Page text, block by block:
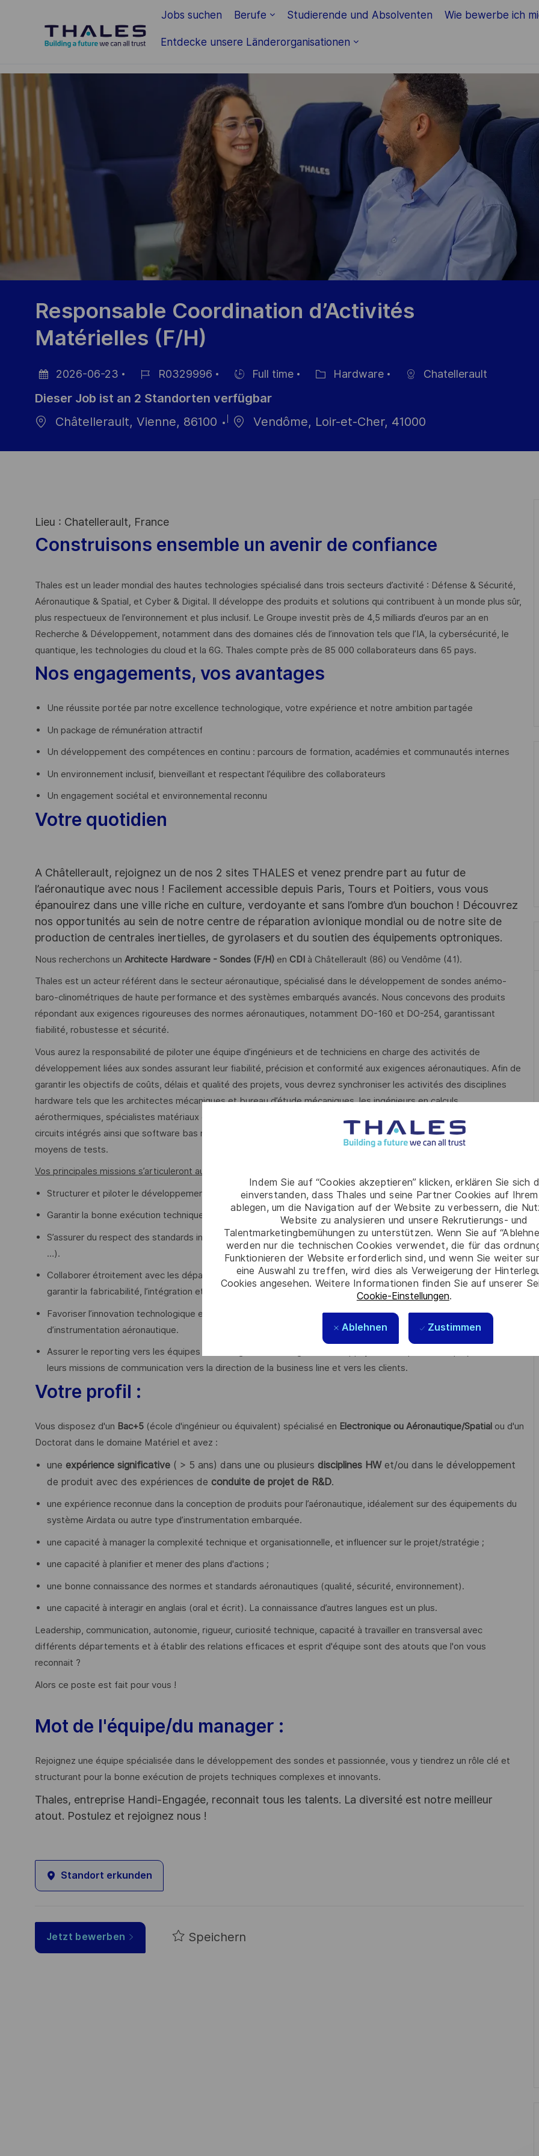
Jobs suchen Berufe Studierende und Absolventen Wie bewerbe ich
Entdecke unsere Länderorganisationen
-
Indem Sie auf “Cookies akzeptieren” klicken, erklären Sie sich
einverstanden, dass Thales und seine Partner Cookies auf
ablegen, um die Navigation auf der Website zu verbessern, die
Website zu analysieren und unsere Rekrutierungs- und
Talentmarketingbemühungen zu unterstützen. Wenn Sie auf
werden nur die technischen Cookies verwendet, die für das
Funktionieren der Website erforderlich sind, und wenn Sie weiter
eine Auswahl zu treffen, wird dies als Verweigerung der
Cookies angesehen. Weitere Informationen finden Sie auf unserer
Cookie-Einstellungen.
Ablehnen Zustimmen
Responsable Coordination d’Activités
Matérielles (F/H)
der
Veröffentlichung
2026-06-23
ID
R0329996
Full time
Hardware Chatellerault
Dieser Job ist an 2 Standorten verfügbar
Châtellerault, Vienne, 86100
Vendôme, Loir-et-Cher, 41000
Lieu : Chatellerault, France
Construisons ensemble un avenir de confiance
Thales est un leader mondial des hautes technologies spécialisé dans trois secteurs d’activité : Défense & Sécurité,
Aéronautique & Spatial, et Cyber & Digital. Il développe des produits et solutions qui contribuent à un monde plus sûr,
plus respectueux de l’environnement et plus inclusif. Le Groupe investit près de 4,5 milliards d’euros par an en
Recherche & Développement, notamment dans des domaines clés de l’innovation tels que l’IA, la cybersécurité, le
quantique, les technologies du cloud et la 6G. Thales compte près de 85 000 collaborateurs dans 65 pays. ​
Nos engagements, vos avantages
Une réussite portée par notre excellence technologique, votre expérience et notre ambition partagée
Un package de rémunération attractif
Un développement des compétences en continu : parcours de formation, académies et communautés internes
Un environnement inclusif, bienveillant et respectant l’équilibre des collaborateurs
Un engagement sociétal et environnemental reconnu
Votre quotidien
A Châtellerault, rejoignez un de nos 2 sites THALES et venez prendre part au futur de
l’aéronautique avec nous ! Facilement accessible depuis Paris, Tours et Poitiers, vous vous
épanouirez dans une ville riche en culture, verdoyante et sans l’ombre d’un bouchon ! Découvrez
nos opportunités au sein de notre centre de réparation avionique mondial ou de notre site de
production de centrales inertielles, de gyrolasers et du soutien des équipements optroniques.
Nous recherchons un Architecte Hardware - Sondes (F/H) en CDI à Châtellerault (86) ou Vendôme (41).
Thales est un acteur référent dans le secteur aéronautique, spécialisé dans le développement de sondes anémo-
baro-clinométriques de haute performance et des systèmes embarqués avancés. Nous concevons des produits
répondant aux exigences rigoureuses des normes aéronautiques, notamment DO-160 et DO-254, garantissant
fiabilité, robustesse et sécurité.
Vous aurez la responsabilité de piloter une équipe d’ingénieurs et de techniciens en charge des activités de
développement liées aux sondes assurant leur fiabilité, précision et conformité aux exigences aéronautiques. Afin de
garantir les objectifs de coûts, délais et qualité des projets, vous devrez synchroniser les activités des disciplines
hardware tels que les architectes mécaniques et bureau d’étude mécaniques, les ingénieurs en calculs
aérothermiques, spécialistes matériaux et technologies d’assemblages, les équipes de conception électroniques et
circuits intégrés ainsi que software bas niveau. Vous collaborerez également avec les équipes industrielles et
moyens de tests.
Vos principales missions s’articuleront autour des axes suivants
Structurer et piloter le développement, la validation et la qualification des sondes anemo-baro-clinométriques
Garantir la bonne exécution technique et financière des projets sur lesquels vous interviendrez
S’assurer du respect des standards industriels et réglementaires spécifiques à l’aéronautique (DO-160, DO-254,
…).
Collaborer étroitement avec les départements de l’ingénierie, de l’industrie, de la qualité et certification pour
garantir la fabricabilité, l’intégration et la conformité des produits développés
Favoriser l’innovation technologique et la veille sur les avancées en matière de technologies de mesure et
d’instrumentation aéronautique.
Assurer le reporting vers les équipes de management de l’ingénierie et appuyer les responsables projets dans
leurs missions de communication vers la direction de la business line et vers les clients.
Votre profil :
Vous disposez d'un Bac+5 (école d'ingénieur ou équivalent) spécialisé en Electronique ou Aéronautique/Spatial ou d'un
Doctorat dans le domaine Matériel et avez : ​
une expérience significative ( > 5 ans) dans une ou plusieurs disciplines HWet/ou dans le développement
de produit avec des expériences de conduite de projet de R&D.
une expérience reconnue dans la conception de produits pour l’aéronautique, idéalement sur des équipements du
système Airdata ou autre type d’instrumentation embarquée.
une capacité à manager la complexité technique et organisationnelle, et influencer sur le projet/stratégie ;
une capacité à planifier et mener des plans d'actions ;
une bonne connaissance des normes et standards aéronautiques (qualité, sécurité, environnement).
une capacité à interagir en anglais (oral et écrit). La connaissance d’autres langues est un plus.
Leadership, communication, autonomie, rigueur, curiosité technique, capacité à travailler en transversal avec
différents départements et à établir des relations efficaces et esprit d'équipe sont des atouts que l'on vous
reconnait ?
Alors ce poste est fait pour vous !
Mot de l'équipe/du manager :
Rejoignez une équipe spécialisée dans le développement des sondes et passionnée, vous y tiendrez un rôle clé et
structurant pour la bonne exécution de projets techniques complexes et innovants.
Thales, entreprise Handi-Engagée, reconnait tous les talents. La diversité est notre meilleur
atout. Postulez et rejoignez nous !
Standort erkunden
Jetzt bewerben Speichern